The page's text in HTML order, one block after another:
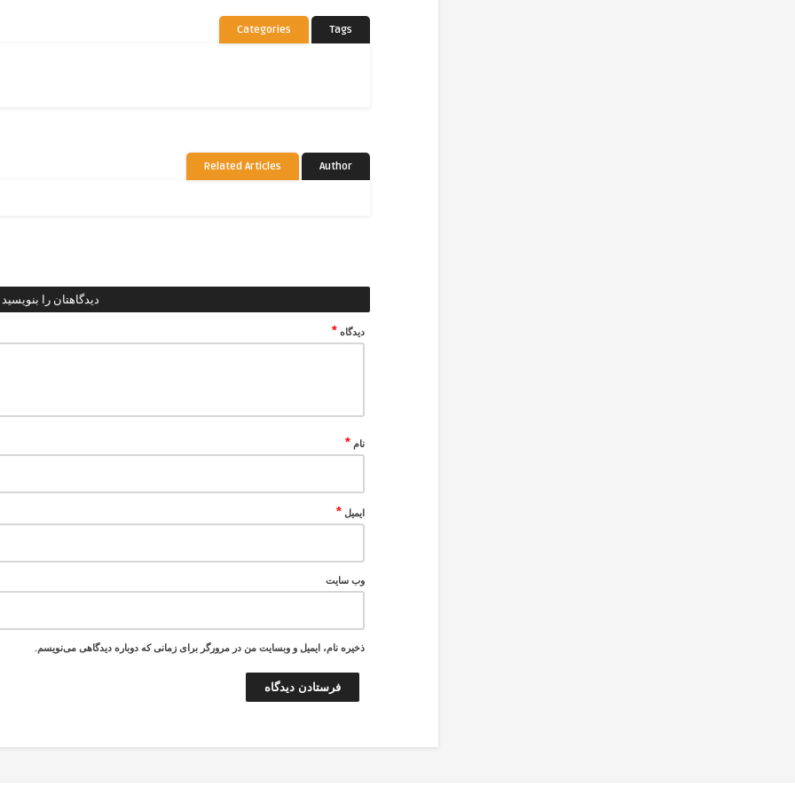
Categories Tags
Related Articles Author
دیدگاهتان را بنویسید
دیدگاه*
نام*
ایمیل*
وب‌ سایت
ذخیره نام، ایمیل و وبسایت من در مرورگر برای زمانی که دوباره دیدگاهی می‌نویسم.